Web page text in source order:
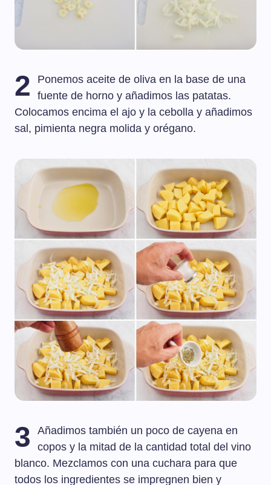
2
Ponemos aceite de oliva en la base de una
fuente de horno y añadimos las patatas.
Colocamos encima el ajo y la cebolla y añadimos
sal, pimienta negra molida y orégano.
3
Añadimos también un poco de cayena en
copos y la mitad de la cantidad total del vino
blanco. Mezclamos con una cuchara para que
todos los ingredientes se impregnen bien y